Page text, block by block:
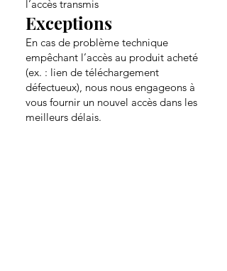
l’accès transmis
Exceptions
En cas de problème technique
empêchant l’accès au produit acheté
(ex. : lien de téléchargement
défectueux), nous nous engageons à
vous fournir un nouvel accès dans les
meilleurs délais.